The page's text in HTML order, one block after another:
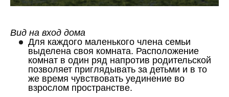
Вид на вход дома
Для каждого маленького члена семьи
выделена своя комната. Расположение
комнат в один ряд напротив родительской
позволяет приглядывать за детьми и в то
же время чувствовать уединение во
взрослом пространстве.